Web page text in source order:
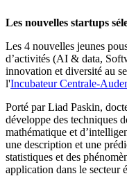
Les nouvelles startups
Les 4 nouvelles jeunes
d’activités (AI & data,
innovation et diversité au
l'Incubateur Centrale-
Porté par Liad Paskin,
développe des techniques
mathématique et
une description et une
statistiques et des
application dans le secteur